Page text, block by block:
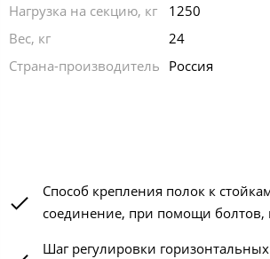
Нагрузка на секцию, кг
1250
Вес, кг
24
Страна-производитель Россия
Способ крепления полок к
соединение, при помощи болтов,
Шаг регулировки